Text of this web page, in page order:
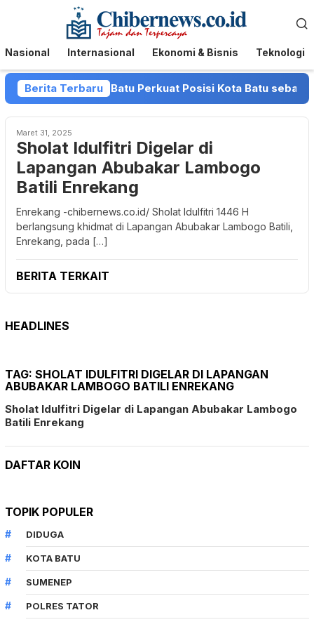
Menu
Mobile
Nasional Internasional Ekonomi & Bisnis Teknologi
Berita Terbaru
dan Pemkot Batu Perkuat Posisi Kota Batu sebagai
Maret 31, 2025
Sholat Idulfitri Digelar di
Lapangan Abubakar Lambogo
Batili Enrekang
Enrekang -chibernews.co.id/ Sholat Idulfitri 1446 H
berlangsung khidmat di Lapangan Abubakar Lambogo Batili,
Enrekang, pada […]
BERITA TERKAIT
HEADLINES
TAG: SHOLAT IDULFITRI DIGELAR DI LAPANGAN
ABUBAKAR LAMBOGO BATILI ENREKANG
Sholat Idulfitri Digelar di Lapangan Abubakar Lambogo
Batili Enrekang
DAFTAR KOIN
TOPIK POPULER
DIDUGA
KOTA BATU
SUMENEP
POLRES TATOR